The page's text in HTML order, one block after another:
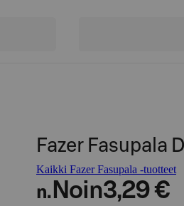
Fazer Fasupala
Kaikki Fazer Fasupala -tuotteet
n. Noin3,29 €